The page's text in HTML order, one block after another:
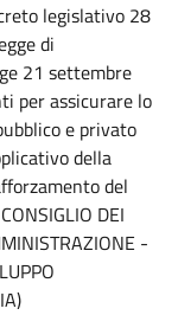
legislativo 28
di
21 settembre
per assicurare lo
e privato
della
del
DEI
-